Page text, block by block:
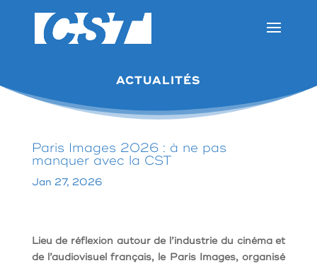
ACTUALITÉS
Paris Images 2026 : à ne pas
manquer avec la CST
Jan 27, 2026
Lieu de réflexion autour de l’industrie du cinéma et
de l’audiovisuel français, le Paris Images, organisé